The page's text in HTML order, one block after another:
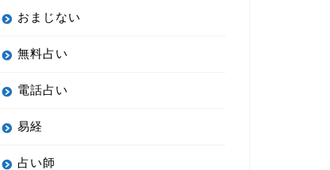
おまじない
無料占い
電話占い
易経
占い師